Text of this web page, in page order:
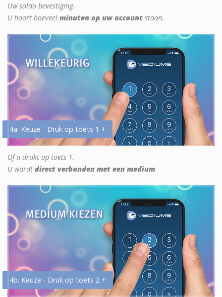
Uw saldo bevestiging.
U hoort hoeveel minuten op uw account staan.
4a. Keuze - Druk op toets 1 +
Of u drukt op toets 1.
U wordt direct verbonden met een medium
4b. Keuze - Druk op toets 2 +